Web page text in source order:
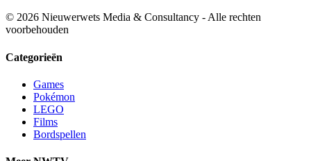
© 2026 Nieuwerwets Media & Consultancy - Alle rechten
voorbehouden
Categorieën
Games
Pokémon
LEGO
Films
Bordspellen